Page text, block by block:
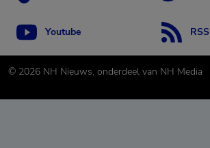
Youtube RSS
© 2026 NH Nieuws, onderdeel van NH Media